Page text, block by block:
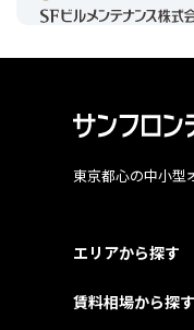
東京都心の中小型
エリアから探す
賃料相場から探す